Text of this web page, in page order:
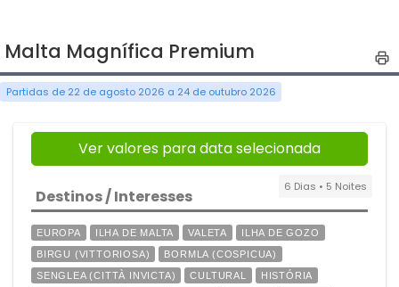
Malta Magnífica Premium
Partidas de 22 de agosto 2026 a 24 de outubro 2026
Ver valores para data selecionada
6 Dias • 5 Noites
Destinos / Interesses
EUROPA ILHA DE MALTA VALETA
ILHA DE GOZO
BIRGU (VITTORIOSA)
BORMLA (COSPICUA)
SENGLEA (CITTÀ INVICTA)
CULTURAL
HISTÓRIA